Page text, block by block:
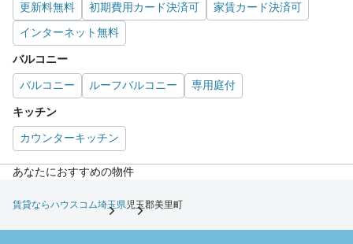
更新料無料 初期費用カード決済可
家賃カード決済可
インターネット無料
バルコニー
バルコニー ルーフバルコニー 専用庭付
キッチン
カウンターキッチン
あなたにおすすめの物件
賃貸ならハウスコム埼玉県児玉郡美里町